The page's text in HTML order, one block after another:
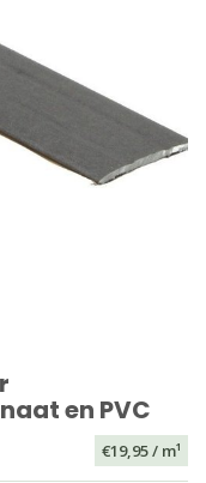
en PVC
€19,95/ m¹